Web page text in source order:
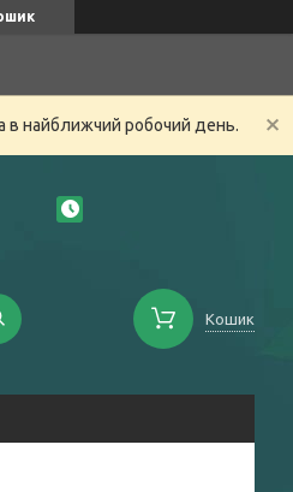
в найближчий робочий день.
Кошик